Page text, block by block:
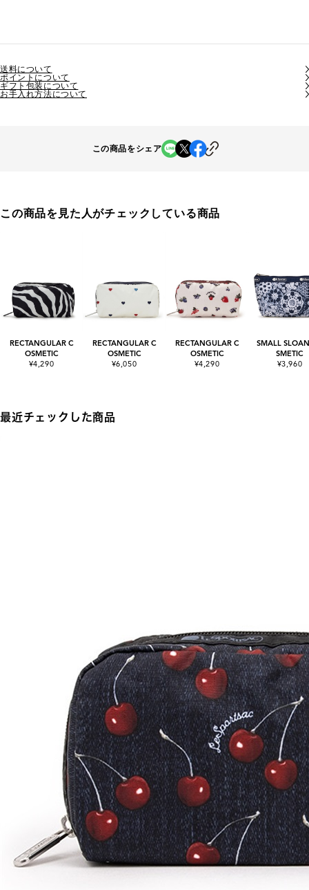
送料について
ポイントについて
ギフト包装について
お手入れ方法について
この商品をシェア
この商品を見た人がチェックしている商品
RECTANGULAR C
OSMETIC
¥4,290
RECTANGULAR C
OSMETIC
¥6,050
RECTANGULAR C
OSMETIC
¥4,290
SMALL
SMETIC
¥3,960
最近チェックした商品